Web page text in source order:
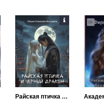
Райская птичка и черный дракон